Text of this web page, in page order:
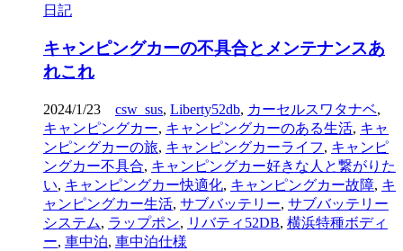
日記
キャンピングカーの不具合とメンテナンスあ
れこれ
2024/1/23 csw_sus, Liberty52db, カーセルスワタナベ,
キャンピングカー, キャンピングカーのある生活, キャ
ンピングカーの旅, キャンピングカーライフ, キャンピ
ングカー不具合, キャンピングカー好きな人と繋がりた
い, キャンピングカー快適化, キャンピングカー故障, キ
ャンピングカー生活, サブバッテリー, サブバッテリー
システム, ラップポン, リバティ52DB, 横浜特種ボディ
ー, 車中泊, 車中泊仕様